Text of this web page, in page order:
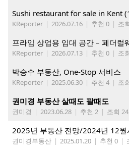
Sushi restaurant for sale in Kent
KReporter | 2026.07.16 | 추천 0 | 조
KReporter | 2026.07.13 | 추천 0 | 조
박승수 부동산, One-Stop 서비스
KReporter | 2025.06.30 | 추천 4 | 조
권미경 부동산 살때도 팔때도
권미경 | 2023.06.28 | 추천 2 | 조회
권미경부동산 | 2025.01.20 | 추천 0 |